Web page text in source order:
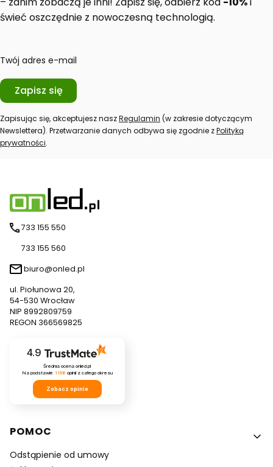
świeć oszczędnie z nowoczesną technologią.
Twój adres e-mail
Zapisz się
Zapisując się, akceptujesz naszRegulamin (w zakresie dotyczącym
Newslettera). Przetwarzanie danych odbywa się zgodnie zPolityką
prywatności.
733 155 550
733 155 560
biuro@onled.pl
ul. Piołunowa 20,
54-530 Wrocław
NIP 8992809759
REGON 366569825
4.9
Średnia ocena onled.pl
Na podstawie 1198 opinii z całego okresu
Zobacz opinie
Linki w stopce
POMOC
Odstąpienie od umowy